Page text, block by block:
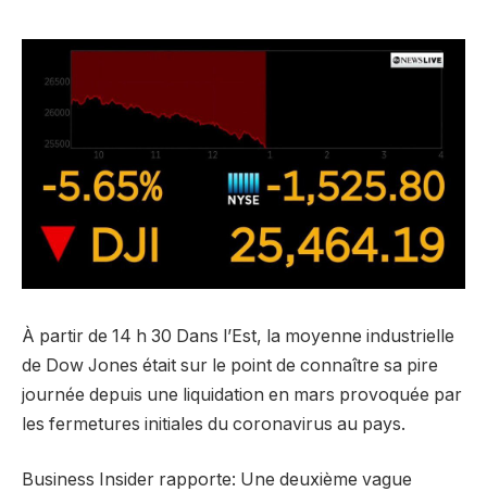
À partir de 14 h 30 Dans l’Est, la moyenne industrielle
de Dow Jones était sur le point de connaître sa pire
journée depuis une liquidation en mars provoquée par
les fermetures initiales du coronavirus au pays.
Business Insider rapporte: Une deuxième vague